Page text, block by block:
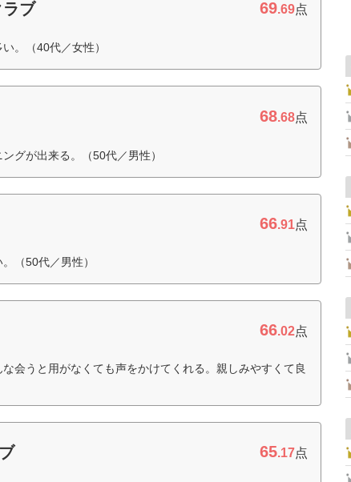
ブ 69.69点
。（40代／女性）
68.68点
グが出来る。（50代／男性）
66.91点
（50代／男性）
66.02点
会うと用がなくても声をかけてくれる。親しみやすくて良
65.17点